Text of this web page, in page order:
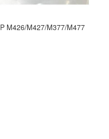
M426/M427/M377/M477